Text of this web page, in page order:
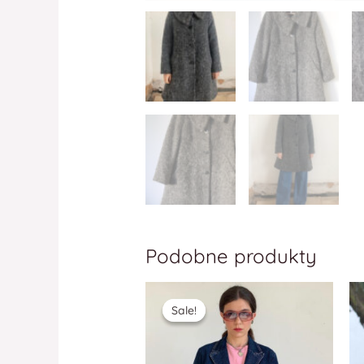
Podobne produkty
Sale!
Sale!